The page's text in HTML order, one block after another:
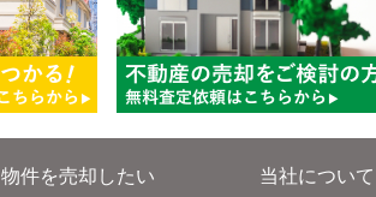
物件を売却したい 当社について